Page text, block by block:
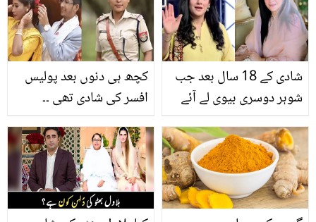
کچھ ہی دنوں بعد پولیس
افسر کی شادی تھی ۔۔
ہی مگنیتر کو جیل میں ڈال
دیا، جانیے کیوں؟
شادی کے 18 سال بعد جب
شوہر دوسری بیوی لے آئے
زندگی میں کیا معجزات
ہوئے؟ خواتین کے لیئے سبق